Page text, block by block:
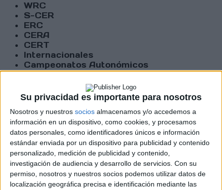
Su privacidad es importante para nosotros
Nosotros y nuestros socios almacenamos y/o accedemos a
información en un dispositivo, como cookies, y procesamos
datos personales, como identificadores únicos e información
estándar enviada por un dispositivo para publicidad y contenido
personalizado, medición de publicidad y contenido,
investigación de audiencia y desarrollo de servicios. Con su
permiso, nosotros y nuestros socios podemos utilizar datos de
localización geográfica precisa e identificación mediante las
WRC
S-CER
ERC
CERA
CERT
Internacionales
Campeonatos Autonómicos
Históricos
RallyCross
Circuitos
F1
Fórmula E
F2 / F3 / F4
Resistencia
Indycar
Otros